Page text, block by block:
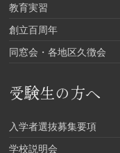
教育実習
創立百周年
同窓会・各地区久徴会
受験生の方へ
入学者選抜募集要項
学校説明会